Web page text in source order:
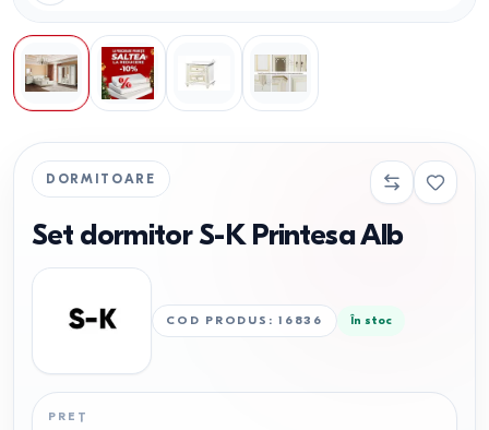
DORMITOARE
Set dormitor S-K Printesa Alb
COD PRODUS :16836 În stoc
PREȚ